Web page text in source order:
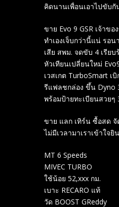
คิดนานเพื่อนเอาไปขับ
ขาย Evo 9 GSR เจ้าข
ทำเองเจ็บกว่านี้แน่ รอ
เสีย สพม. จดขับ 4 เรีย
หัวเทียนเปลี่ยนใหม่
เวสเกต TurboSmart เ
รีแฟลชกล่อง ขึ้น Dyno
พร้อมป้ายทะเบียนสวยๆ
ขาย แลก เทิร์น ซื้อสด
ไม่มีเวลามาเราเข้าใจ
MT 6 Speeds
MIVEC TURBO
ใช้น้อย 52,xxx กม.
เบาะ RECARO แท้
วัด BOOST GReddy